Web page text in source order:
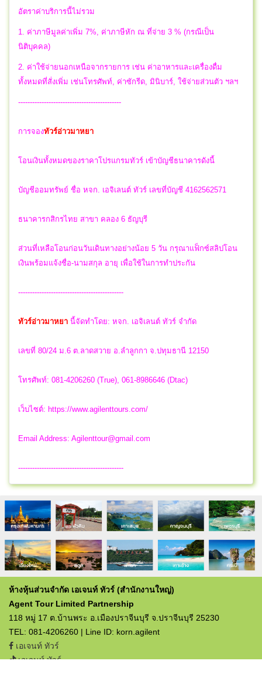
อัตราค่าบริการนี้ไม่รวม
1. ค่าภาษีมูลค่าเพิ่ม 7%, ค่าภาษีหัก ณ ที่จ่าย 3 % (กรณีเป็น
นิติบุคคล)
2. ค่าใช้จ่ายนอกเหนือจากรายการ เช่น ค่าอาหารและเครื่องดื่ม
ทั้งหมดที่สั่งเพิ่ม เช่นโทรศัพท์, ค่าซักรีด, มินิบาร์, ใช้จ่ายส่วนตัว ฯลฯ
--------------------------------------------
การจองทัวร์อ่าวมาหยา
โอนเงินทั้งหมดของราคาโปรแกรมทัวร์ เข้าบัญชีธนาคารดังนี้
บัญชีออมทรัพย์ ชื่อ หจก. เอจิเลนต์ ทัวร์ เลขที่บัญชี 4162562571
ธนาคารกสิกรไทย สาขา คลอง 6 ธัญบุรี
ส่วนที่เหลือโอนก่อนวันเดินทางอย่างน้อย 5 วัน กรุณาแฟ็กซ์สลิปโอน
เงินพร้อมแจ้งชื่อ-นามสกุล อายุ เพื่อใช้ในการทำประกัน
---------------------------------------------
ทัวร์อ่าวมาหยา นี้จัดทำโดย: หจก. เอจิเลนต์ ทัวร์ จำกัด
เลขที่ 80/24 ม.6 ต.ลาดสวาย อ.ลำลูกกา จ.ปทุมธานี 12150
โทรศัพท์: 081-4206260 (True), 061-8986646 (Dtac)
เว็บไซต์: https://www.agilenttours.com/
Email Address: Agilenttour@gmail.com
---------------------------------------------
ห้างหุ้นส่วนจำกัด เอเจนท์ ทัวร์ (สำนักงานใหญ่)
Agent Tour Limited Partnership
118 หมู่ 17 ต.บ้านพระ อ.เมืองปราจีนบุรี จ.ปราจีนบุรี 25230
TEL: 081-4206260 | Line ID: korn.agilent
เอเจนท์ ทัวร์
เอเจนท์ ทัวร์